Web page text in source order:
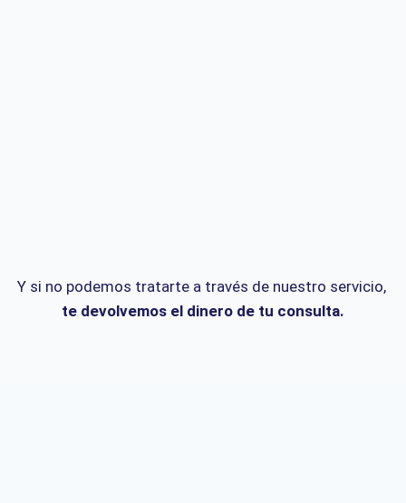
Y si no podemos tratarte a través de nuestro servicio,
te devolvemos el dinero de tu consulta.